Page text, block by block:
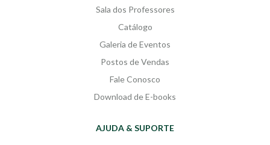
de livros proporciona: parar, sentir,Sala dos Professores
Catálogo
Galeria de Eventos
Postos de Vendas
Fale Conosco
Download de E-books
AJUDA & SUPORTE